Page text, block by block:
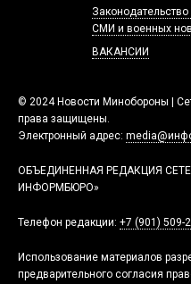
© 2024 Новости Минобороны |
права защищены.
Электронный адрес:
ОБЪЕДИНЕННАЯ РЕДАКЦИЯ
ИНФОРМБЮРО»
Телефон редакции: +7 (901) 509-
Использование материалов
предварительного согласия
СМИ и военных
ВАКАНСИИ